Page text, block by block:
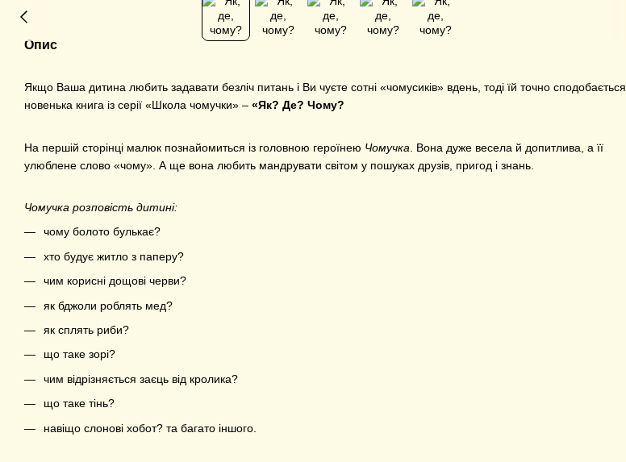
Опис
Якщо Ваша дитина любить задавати безліч питань і Ви чуєте сотні «чомусиків» вдень, тоді їй точно сподобається
новенька книга із серії «Школа чомучки» – «Як? Де? Чому?
На першій сторінці малюк познайомиться із головною героїнею Чомучка . Вона дуже весела й допитлива, а її
улюблене слово «чому». А ще вона любить мандрувати світом у пошуках друзів, пригод і знань.
Чомучка розповість дитині:
чому болото булькає?
хто будує житло з паперу?
чим корисні дощові черви?
як бджоли роблять мед?
як сплять риби?
що таке зорі?
чим відрізняється заєць від кролика?
що таке тінь?
навіщо слонові хобот? та багато іншого.